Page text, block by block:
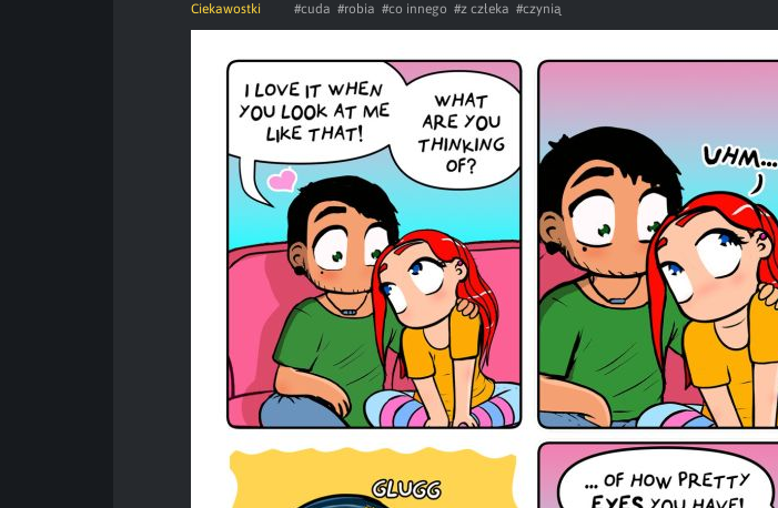
Ciekawostki #cuda #robia #co innego #z człeka #czynią